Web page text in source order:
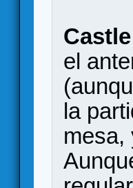
el
la
mesa,